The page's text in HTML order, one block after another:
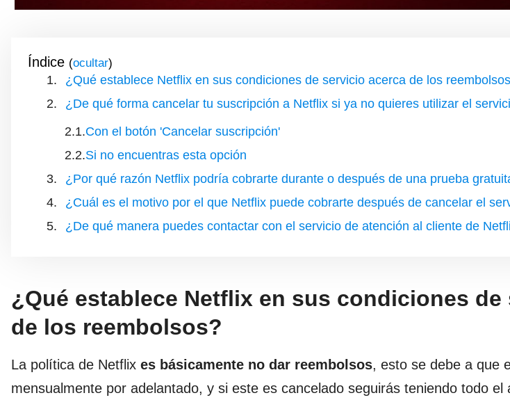
Índice ( )
¿Qué establece Netflix en sus condiciones de servicio acerca de los
¿De qué forma cancelar tu suscripción a Netflix si ya no quieres utilizar el
Con el botón 'Cancelar suscripción'
Si no encuentras esta opción
¿Por qué razón Netflix podría cobrarte durante o después de una prueba
¿Cuál es el motivo por el que Netflix puede cobrarte después de cancelar el
¿De qué manera puedes contactar con el servicio de atención al cliente de
¿Qué establece Netflix en sus condiciones
de los reembolsos?
La política de Netflix es básicamente no dar reembolsos, esto se debe a que
mensualmente por adelantado, y si este es cancelado seguirás teniendo todo el